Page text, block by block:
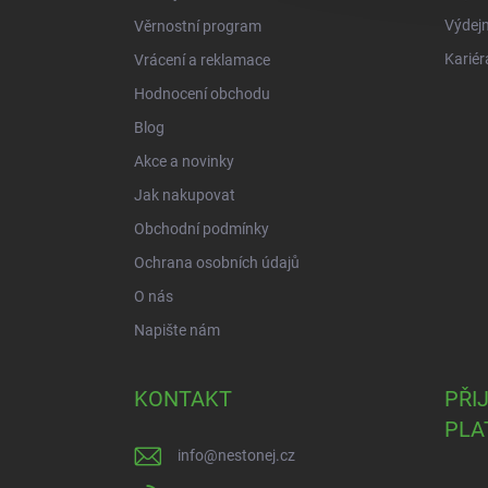
Věrnostní program
Vrácení a reklamace
Hodnocení obchodu
Blog
Akce a novinky
Jak nakupovat
Obchodní podmínky
Ochrana osobních údajů
O nás
Napište nám
KONTAKT
info@nestonej.cz